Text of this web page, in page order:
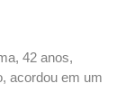
42 anos,
acordou em um